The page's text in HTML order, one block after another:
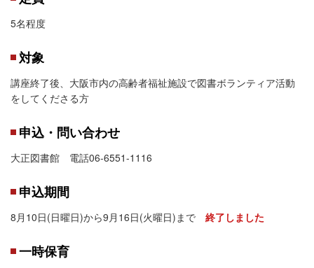
5名程度
対象
講座終了後、大阪市内の高齢者福祉施設で図書ボランティア活動
をしてくださる方
申込・問い合わせ
大正図書館 電話06-6551-1116
申込期間
8月10日(日曜日)から9月16日(火曜日)まで 終了しました
一時保育